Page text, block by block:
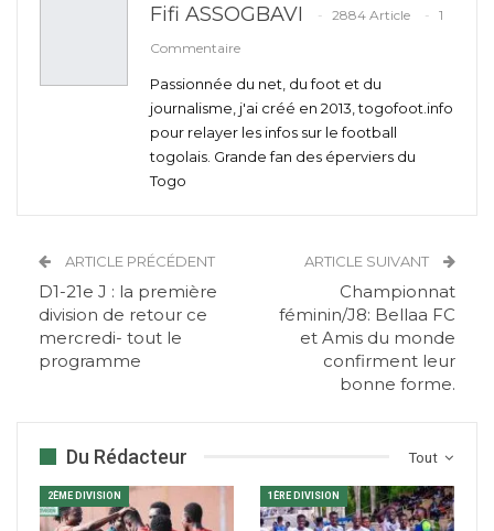
Fifi ASSOGBAVI 2884 Article
1
Commentaire
Passionnée du net, du foot et du
journalisme, j'ai créé en 2013, togofoot.info
pour relayer les infos sur le football
togolais. Grande fan des éperviers du
Togo
ARTICLE PRÉCÉDENT
D1-21e J : la première
division de retour ce
mercredi- tout le
programme
ARTICLE SUIVANT
Championnat
féminin/J8: Bellaa FC
et Amis du monde
confirment leur
bonne forme.
Tout
Du Rédacteur
2ÈME DIVISION 1ÈRE DIVISION